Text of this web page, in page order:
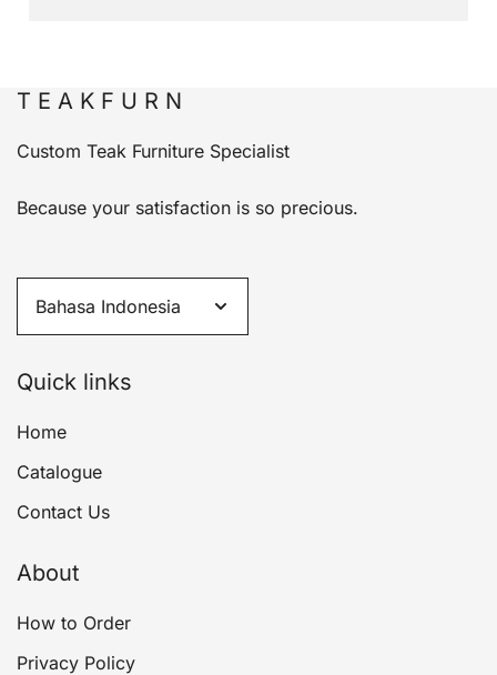
T E A K F U R N
Custom Teak Furniture Specialist
Because your satisfaction is so precious.
Quick links
Home
Catalogue
Contact Us
About
How to Order
Privacy Policy